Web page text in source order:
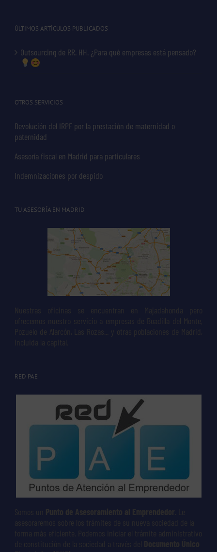
ÚLTIMOS ARTÍCULOS PUBLICADOS
Outsourcing de RR. HH. ¿Para qué empresas está pensado?
OTROS SERVICIOS
Devolución del IRPF por la prestación de maternidad o
paternidad
Asesoría fiscal en Madrid para particulares
Indemnizaciones por despido
TU ASESORÍA EN MADRID
Nuestras oficinas se encuentran en Majadahonda pero
ofrecemos nuestro servicio a empresas de Boadilla del Monte,
Pozuelo de Alarcón, Las Rozas... y otras poblaciones de Madrid,
incluida la capital.
RED PAE
Somos un Punto de Asesoramiento al Emprendedor . Le
asesoraremos sobre los trámites de su nueva sociedad de la
forma más eficiente. Podemos iniciar el trámite administrativo
de constitución de la sociedad a través del Documento Único